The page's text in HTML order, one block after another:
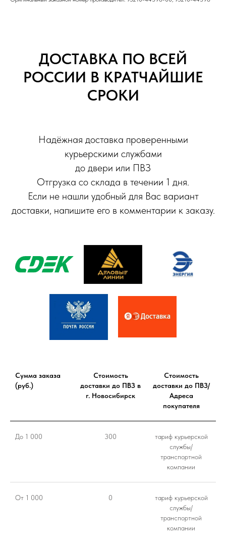
ДОСТАВКА ПО ВСЕЙ
РОССИИ В КРАТЧАЙШИЕ
СРОКИ
Надёжная доставка проверенными
курьерскими службами
до двери или ПВЗ
Отгрузка со склада в течении 1 дня.
Если не нашли удобный для Вас вариант
доставки, напишите его в комментарии к заказу.
Сумма заказа
(руб.)
Стоимость
доставки до ПВЗ в
г. Новосибирск
Стоимость
доставки до ПВЗ/
Адреса
покупателя
До 1 000 300
тариф курьерской
службы/
транспортной
компании
От 1 000 0
тариф курьерской
службы/
транспортной
компании